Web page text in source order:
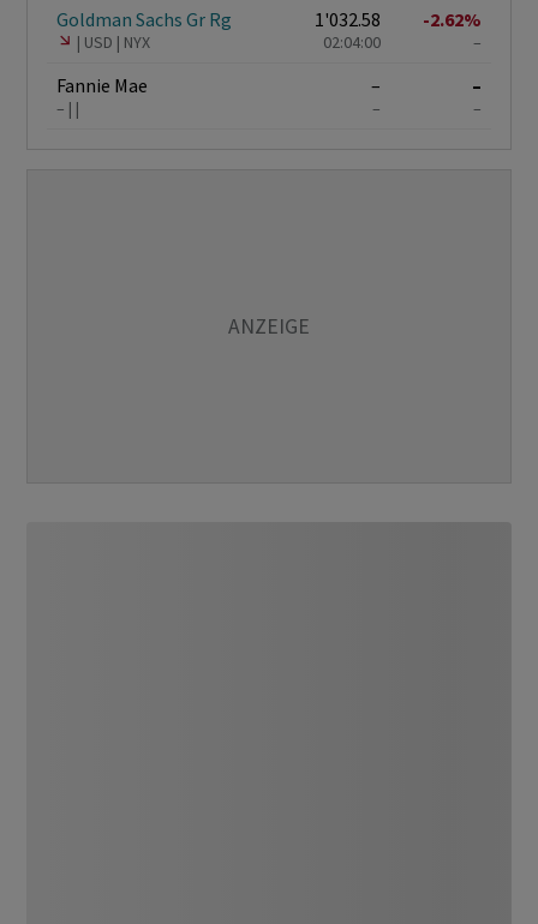
Goldman Sachs Gr Rg
USD NYX
1'032.58
02:04:00
-2.62%
–
Fannie Mae
–
–
–
–
–